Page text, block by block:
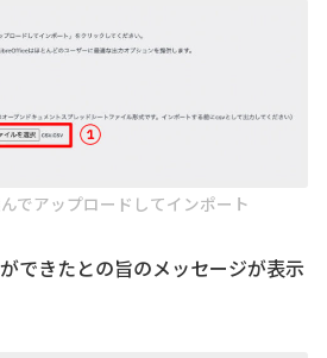
でアップロードしてインポート
できたとの旨のメッセージが表示